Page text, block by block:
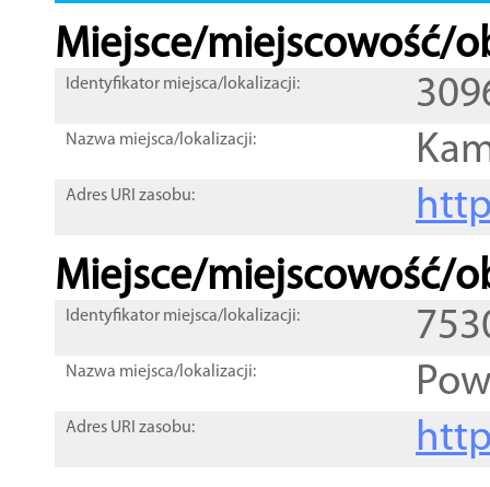
Miejsce/miejscowość/
Identyfikator miejsca/lokalizacji:
Nazwa miejsca/lokalizacji:
Adres URI zasobu:
Miejsce/miejscowość/
Identyfikator miejsca/lokalizacji:
Nazwa miejsca/lokalizacji:
Adres URI zasobu: